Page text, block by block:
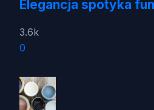
Elegancja spotyka
3.6k
0